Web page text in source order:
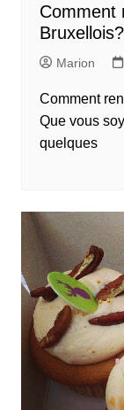
Comment
Bruxellois?
Marion
Comment
Que vous
quelques